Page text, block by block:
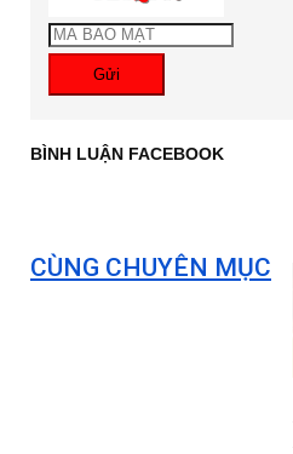
Gửi
BÌNH LUẬN FACEBOOK
CÙNG CHUYÊN MỤC